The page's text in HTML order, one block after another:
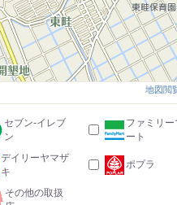
地図閲
セブン-イレブ
ン
ファミリー
ート
デイリーヤマザ
キ
ポプラ
その他の取扱